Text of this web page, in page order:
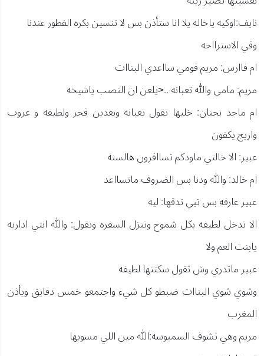
نايف:اوكيه ياخاله يلا انا ستأذن بس لا تنسين بكره الفطور عندنا
وفي الاسترااحه
ام فاارس: مريم قومي سااعدي البناات
مريم: مامي والله تعبانه ..<يلعن ان النصب ياشيخه
ام ماجد بحنان: خليها تقول تعبانه وبعدين فجر ولطيفه و عروب
واريج يكفون
عبير: الا خالتي ماودكم تساافرون هالسنه
ام خالد: والله ودنا بس الضروف ماتسااعد
عبير عارفه بس تبي تدقها: ليه
الا تدخل لطيفه بكل شموخ وتنزل السفره وتقول: والله انتي اداريه
يابنت العم ولا
عبير ماتدري وش تقول سكتتها لطيفه
وشوي شوي البناات ضبطو كل شيء واجتمعو خمس دقايق ويأذن
المغرب
مريم وهي تشوف السمبوسه:الله مين اللي مسويها